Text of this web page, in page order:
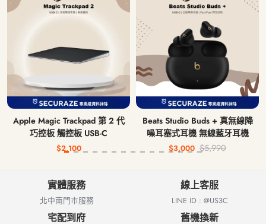
Apple Magic Trackpad 第 2 代
巧控板 觸控板 USB-C
$2,100
Beats Studio Buds + 真無線降
噪耳塞式耳機 無線藍牙耳機
$3,000 $5,990
實體服務
北中南門市服務
線上客服
LINE ID : @US3C
宅配到府 舊機換新